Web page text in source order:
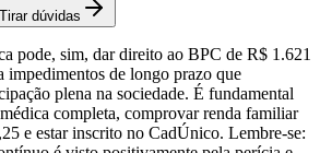
Tirar dúvidas
pode, sim, dar direito ao BPC de R$ 1.621
impedimentos de longo prazo que
plena na sociedade. É fundamental
completa, comprovar renda familiar
e estar inscrito no CadÚnico. Lembre-se: